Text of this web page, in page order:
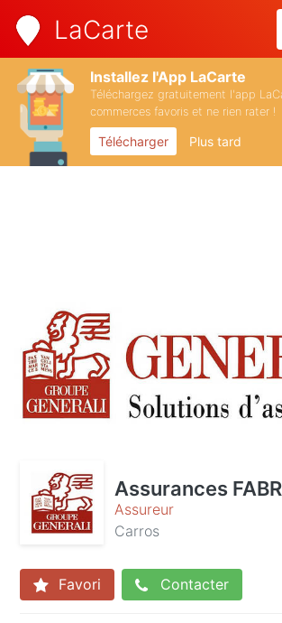
LaCarte
Installez l'App LaCarte
Téléchargez gratuitement l'app
commerces favoris et ne rien rater !
Télécharger Plus tard
Assurances
Assureur
Carros
Favori Contacter